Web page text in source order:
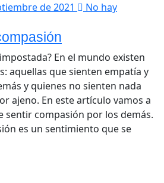
de 2021
No hay
En el mundo existen
aquellas que sienten empatía y
y quienes no sienten nada
ajeno. En este artículo vamos a
sentir compasión por los demás.
es un sentimiento que se